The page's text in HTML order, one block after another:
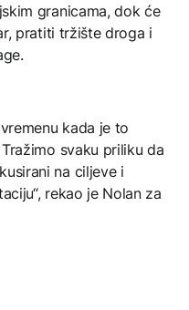
granicama, dok će
pratiti tržište droga i
kada je to
svaku priliku da
na ciljeve i
rekao je Nolan za